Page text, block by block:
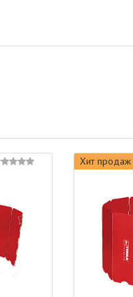
Хит продаж